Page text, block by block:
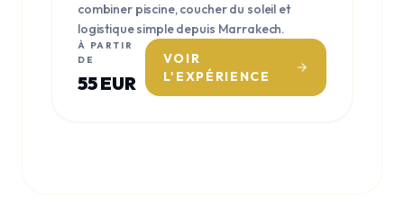
combiner piscine, coucher du soleil et
logistique simple depuis Marrakech.
À PARTIR
DE
55 EUR
VOIR
L'EXPÉRIENCE